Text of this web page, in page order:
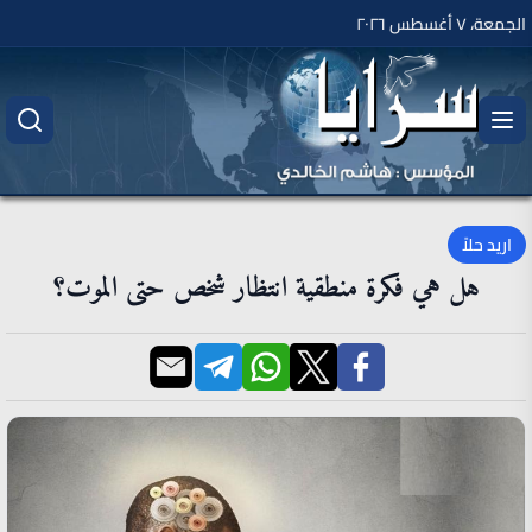
الجمعة، ٧ أغسطس ٢٠٢٦
اريد حلاً
هل هي فكرة منطقية انتظار شخص حتى الموت؟